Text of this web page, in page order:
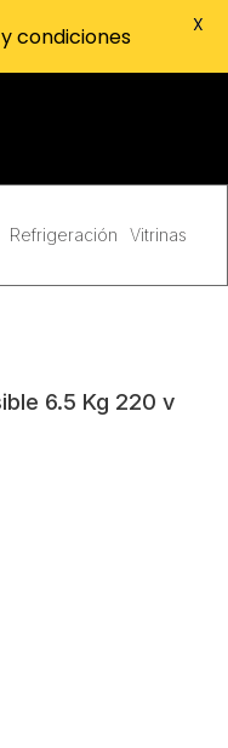
Refrigeración Vitrinas
6.5 Kg 220 v
condiciones X